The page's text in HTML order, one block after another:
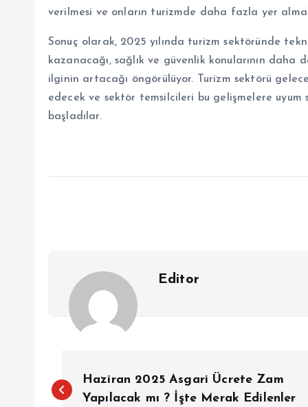
verilmesi ve onların turizmde daha fazla yer
Sonuç olarak, 2025 yılında turizm sektöründe
kazanacağı, sağlık ve güvenlik konularının
ilginin artacağı öngörülüyor. Turizm sektörü
edecek ve sektör temsilcileri bu gelişmelere uyum
başladılar.
Editor
Haziran 2025 Asgari Ücrete Zam
Yapılacak mı ? İşte Merak Edilenler